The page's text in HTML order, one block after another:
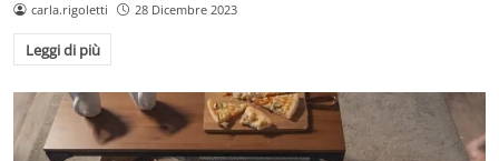
carla.rigoletti 28 Dicembre 2023
Leggi di più